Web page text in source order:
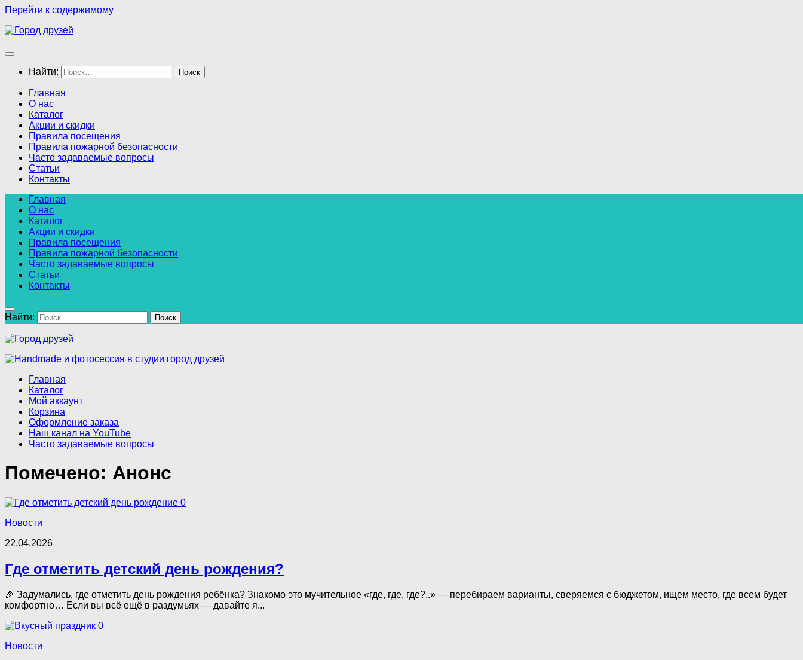
Перейти к содержимому
Найти:
Главная
О нас
Каталог
Акции и скидки
Правила посещения
Правила пожарной безопасности
Часто задаваемые вопросы
Статьи
Контакты
Главная
О нас
Каталог
Акции и скидки
Правила посещения
Правила пожарной безопасности
Часто задаваемые вопросы
Статьи
Контакты
Найти:
Главная
Каталог
Мой аккаунт
Корзина
Оформление заказа
Наш канал на YouTube
Часто задаваемые вопросы
Помечено: Анонс
0
Новости
22.04.2026
Где отметить детский день рождения?
🎉 Задумались, где отметить день рождения ребёнка? Знакомо это мучительное «где, где, где?..» — перебираем варианты, сверяемся с бюджетом, ищем место, где всем будет
комфортно… Если вы всё ещё в раздумьях — давайте я...
0
Новости